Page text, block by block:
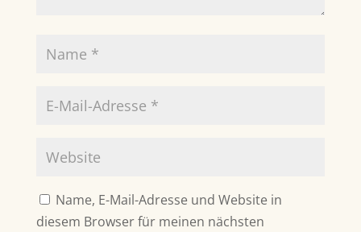
Name, E-Mail-Adresse und Website in
diesem Browser für meinen nächsten